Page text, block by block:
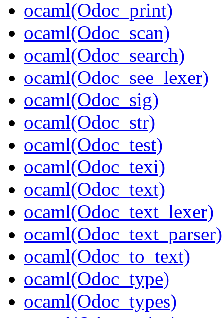
ocaml(Odoc_print)
ocaml(Odoc_scan)
ocaml(Odoc_search)
ocaml(Odoc_see_lexer)
ocaml(Odoc_sig)
ocaml(Odoc_str)
ocaml(Odoc_test)
ocaml(Odoc_texi)
ocaml(Odoc_text)
ocaml(Odoc_text_lexer)
ocaml(Odoc_text_parser)
ocaml(Odoc_to_text)
ocaml(Odoc_type)
ocaml(Odoc_types)